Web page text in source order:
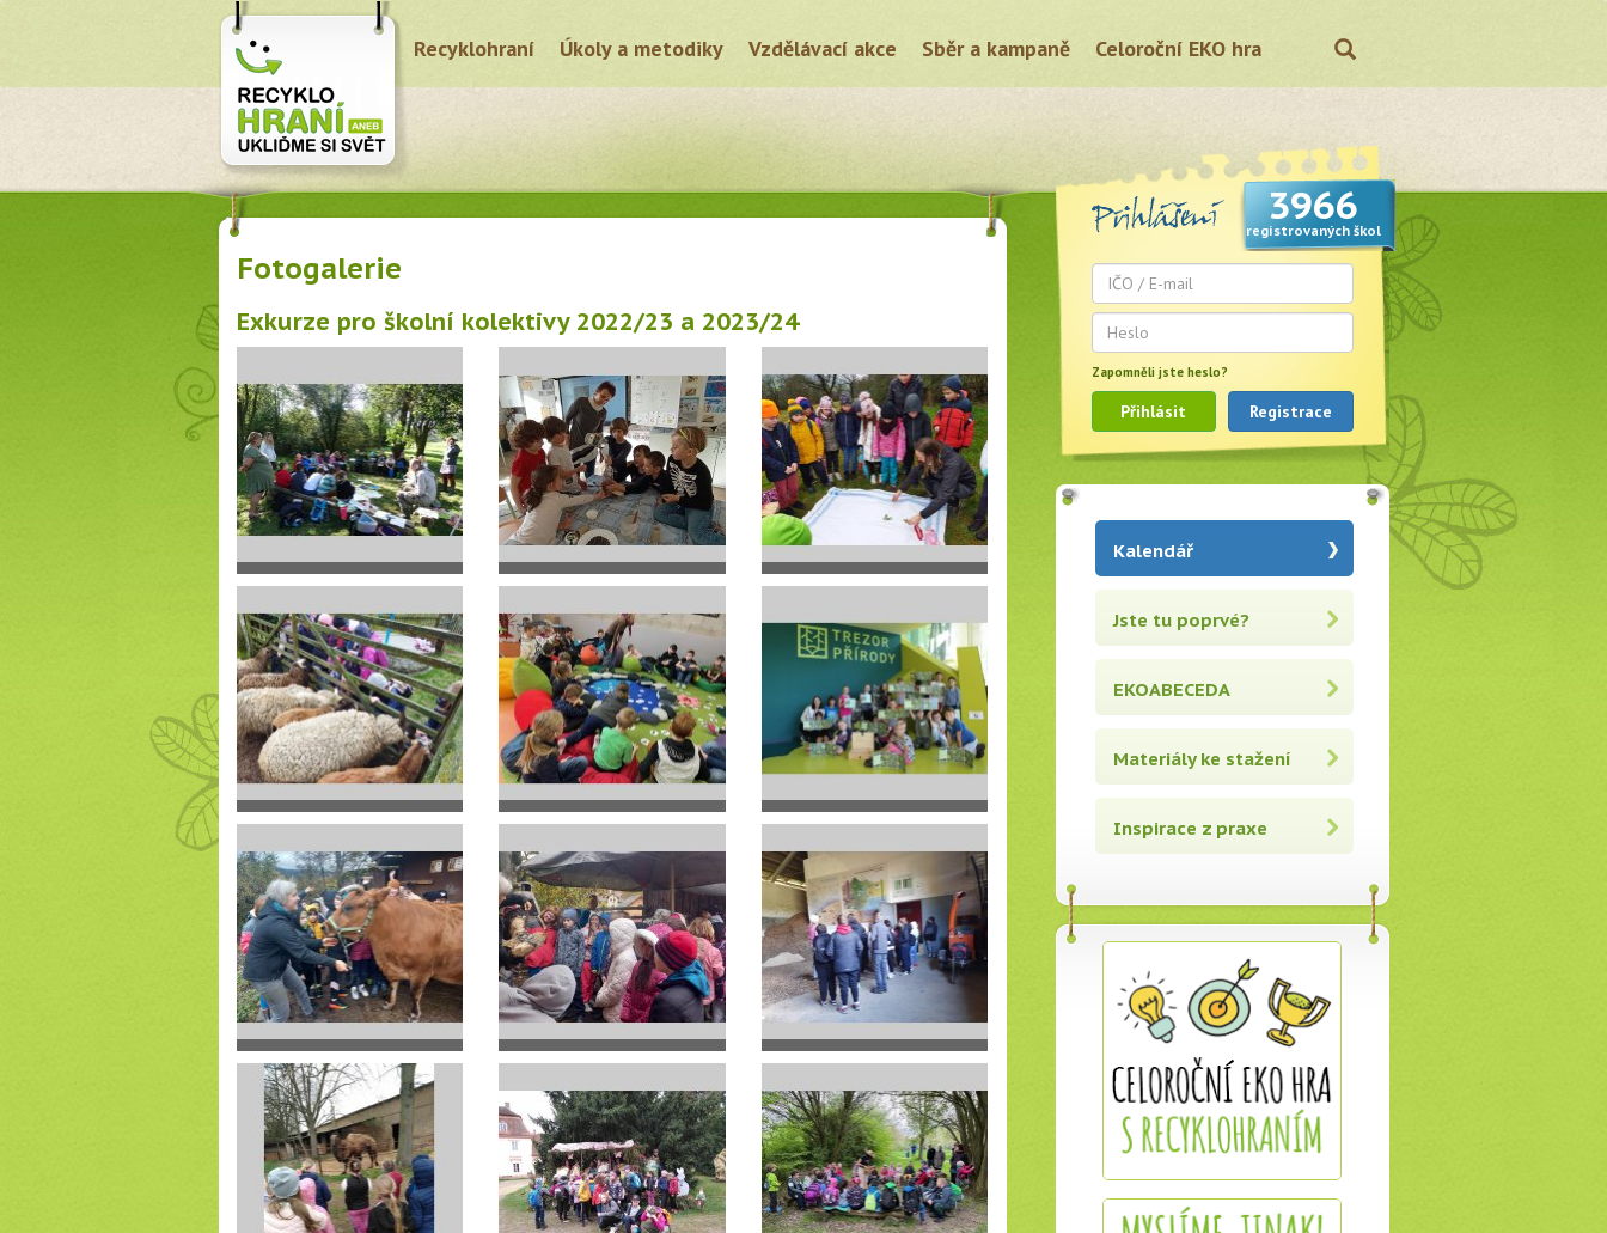
Recyklohraní Úkoly a metodiky Vzdělávací akce Sběr a kampaně Celoroční EKO hra
Fotogalerie
Exkurze pro školní kolektivy 2022/23 a 2023/24
3966
registrovaných škol
Zapomněli jste heslo?
Přihlásit Registrace
Kalendář
Jste tu poprvé?
EKOABECEDA
Materiály ke stažení
Inspirace z praxe